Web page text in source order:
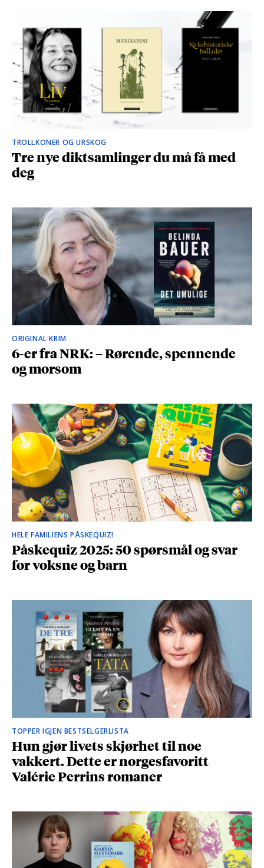
TROLLKONER OG URSKOG
Tre nye diktsamlinger du må få med
deg
ORIGINAL KRIM
6-er fra NRK: – Rørende, spennende
og morsom
HELE FAMILIENS PÅSKEQUIZ!
Påskequiz 2025: 50 spørsmål og svar
for voksne og barn
TOPPER IGJEN BESTSELGERLISTA
Hun gjør livets skjørhet til noe
vakkert. Dette er norgesfavoritt
Valérie Perrins romaner